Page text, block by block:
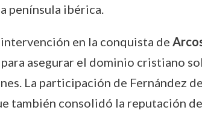
península ibérica.
en la conquista de
asegurar el dominio cristiano
La participación de Fernández
consolidó la reputación